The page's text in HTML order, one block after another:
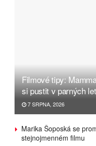
Filmové tipy:
si pustit v parných
7 SRPNA, 2026
Marika Šoposká se
stejnojmenném filmu